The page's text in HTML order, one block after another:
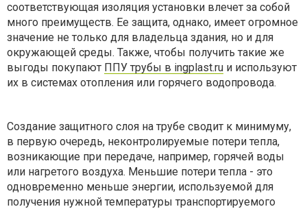
соответствующая изоляция установки влечет за собой
много преимуществ. Ее защита, однако, имеет огромное
значение не только для владельца здания, но и для
окружающей среды. Также, чтобы получить такие же
выгоды покупают ППУ трубы в ingplast.ru и используют
их в системах отопления или горячего водопровода.
Создание защитного слоя на трубе сводит к минимуму,
в первую очередь, неконтролируемые потери тепла,
возникающие при передаче, например, горячей воды
или нагретого воздуха. Меньшие потери тепла - это
одновременно меньше энергии, используемой для
получения нужной температуры транспортируемого